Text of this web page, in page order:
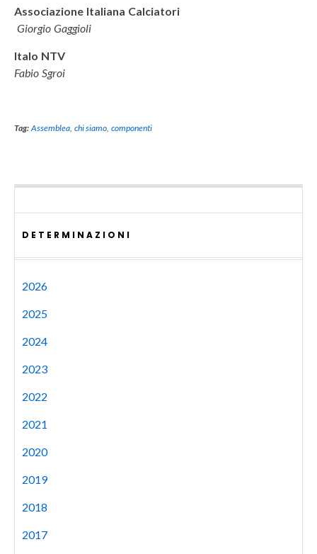
Associazione Italiana Calciatori
Giorgio Gaggioli
Italo NTV
Fabio Sgroi
Tag: Assemblea, chi siamo ,componenti
DETERMINAZIONI
2026
2025
2024
2023
2022
2021
2020
2019
2018
2017